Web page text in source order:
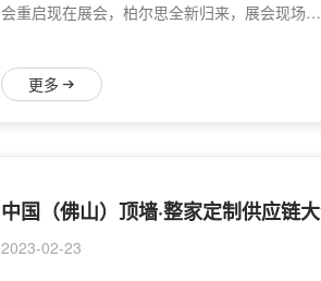
会重启现在展会，柏尔思全新归来，展会现场…
更多
2023-02-23